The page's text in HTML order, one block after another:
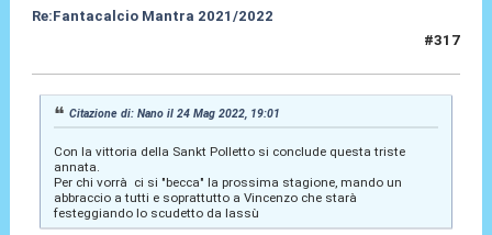
Re:Fantacalcio Mantra 2021/2022
#317
Citazione di: Nano il 24 Mag 2022, 19:01
Con la vittoria della Sankt Polletto si conclude questa triste
annata.
Per chi vorrà ci si "becca" la prossima stagione, mando un
abbraccio a tutti e soprattutto a Vincenzo che starà
festeggiando lo scudetto da lassù